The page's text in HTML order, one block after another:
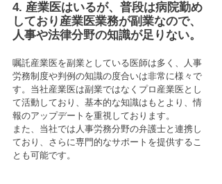
4. 産業医はいるが、普段は病院勤め
しており産業医業務が副業なので、
人事や法律分野の知識が足りない。
嘱託産業医を副業としている医師は多く、人事
労務制度や判例の知識の度合いは非常に様々で
す。当社産業医は副業ではなくプロ産業医とし
て活動しており、基本的な知識はもとより、情
報のアップデートを重視しております。
また、当社では人事労務分野の弁護士と連携し
ており、さらに専門的なサポートを提供するこ
とも可能です。